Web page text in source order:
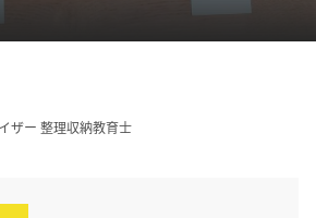
ザー 整理収納教育士